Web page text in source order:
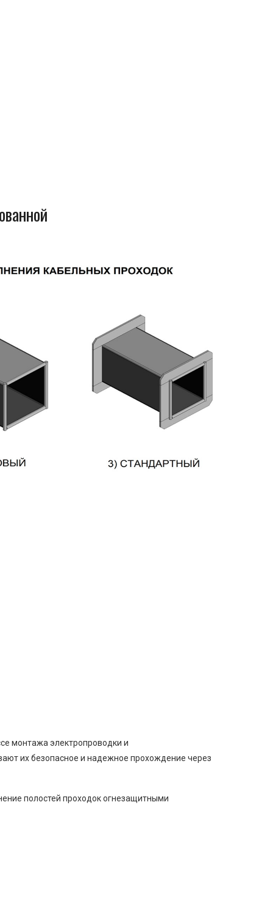
монтажа электропроводки и
их безопасное и надежное прохождение через
полостей проходок огнезащитными